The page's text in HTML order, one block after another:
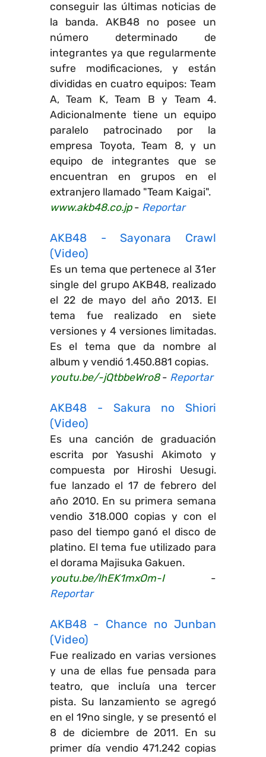
conseguir las últimas noticias de
la banda. AKB48 no posee un
número determinado de
integrantes ya que regularmente
sufre modificaciones, y están
divididas en cuatro equipos: Team
A, Team K, Team B y Team 4.
Adicionalmente tiene un equipo
paralelo patrocinado por la
empresa Toyota, Team 8, y un
equipo de integrantes que se
encuentran en grupos en el
extranjero llamado "Team Kaigai".
www.akb48.co.jp- Reportar
AKB48 - Sayonara Crawl
(Video)
Es un tema que pertenece al 31er
single del grupo AKB48, realizado
el 22 de mayo del año 2013. El
tema fue realizado en siete
versiones y 4 versiones limitadas.
Es el tema que da nombre al
album y vendió 1.450.881 copias.
youtu.be/-jQtbbeWro8- Reportar
AKB48 - Sakura no Shiori
(Video)
Es una canción de graduación
escrita por Yasushi Akimoto y
compuesta por Hiroshi Uesugi.
fue lanzado el 17 de febrero del
año 2010. En su primera semana
vendio 318.000 copias y con el
paso del tiempo ganó el disco de
platino. El tema fue utilizado para
el dorama Majisuka Gakuen.
youtu.be/lhEK1mxOm-I-
Reportar
AKB48 - Chance no Junban
(Video)
Fue realizado en varias versiones
y una de ellas fue pensada para
teatro, que incluía una tercer
pista. Su lanzamiento se agregó
en el 19no single, y se presentó el
8 de diciembre de 2011. En su
primer día vendio 471.242 copias